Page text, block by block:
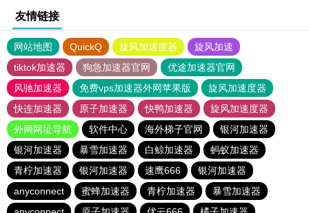
友情链接
网站地图 QuickQ 旋风加速度器
旋风加速
tiktok加速器
狗急加速器官网
优途加速器官网
风驰加速器
免费vps加速器外网苹果版
旋风加速度器
快连加速器
原子加速器 快鸭加速器
旋风加速度器
外网网址导航
软件中心 海外梯子官网
银河加速器
银河加速器
暴雪加速器 白鲸加速器
蚂蚁加速器
青柠加速器
银河加速器 速鹰666
银河加速器
anyconnect
蜜蜂加速器 青柠加速器
暴雪加速器